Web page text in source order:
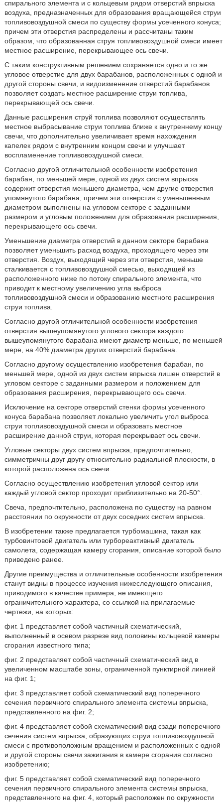
спирального элемента и с кольцевым рядом отверстий впрыска
воздуха, предназначенных для образования вращающейся струи
топливовоздушной смеси по существу формы усеченного конуса;
причем эти отверстия распределены и рассчитаны таким
образом, что образованная струя топливовоздушной смеси имеет
местное расширение, перекрывающее ось свечи.
С таким конструктивным решением сохраняется одно и то же
угловое отверстие для двух барабанов, расположенных с одной и
другой стороны свечи, и видоизменение отверстий барабанов
позволяет создать местное расширение струи топлива,
перекрывающей ось свечи.
Данные расширения струй топлива позволяют осуществлять
местное выбрасывание струи топлива ближе к внутреннему концу
свечи, что дополнительно увеличивает время нахождения
капелек рядом с внутренним концом свечи и улучшает
воспламенение топливовоздушной смеси.
Согласно другой отличительной особенности изобретения
барабан, по меньшей мере, одной из двух систем впрыска
содержит отверстия меньшего диаметра, чем другие отверстия
упомянутого барабана; причем эти отверстия с уменьшенным
диаметром выполнены на угловом секторе с заданными
размером и угловым положением для образования расширения,
перекрывающего ось свечи.
Уменьшение диаметра отверстий в данном секторе барабана
позволяет уменьшить расход воздуха, проходящего через эти
отверстия. Воздух, выходящий через эти отверстия, меньше
сталкивается с топливовоздушной смесью, выходящей из
расположенного ниже по потоку спирального элемента, что
приводит к местному увеличению угла выброса
топливовоздушной смеси и образованию местного расширения
струи топлива.
Согласно другой отличительной особенности изобретения
отверстия вышеупомянутого углового сектора каждого
вышеупомянутого барабана имеют диаметр меньше, по меньшей
мере, на 40% диаметра других отверстий барабана.
Согласно другому осуществлению изобретения барабан, по
меньшей мере, одной из двух систем впрыска лишен отверстий в
угловом секторе с заданными размером и положением для
образования расширения, перекрывающего ось свечи.
Исключение на секторе отверстий стенки формы усеченного
конуса барабана позволяет локально увеличить угол выброса
струи топливовоздушной смеси и образовать местное
расширение данной струи, которая перекрывает ось свечи.
Угловые секторы двух систем впрыска, предпочтительно,
симметричны друг другу относительно радиальной плоскости, в
которой расположена ось свечи.
Согласно осуществлению изобретения угловой сектор или
каждый угловой сектор проходит приблизительно на 20-50°.
Свеча, предпочтительно, расположена по существу на равном
расстоянии по окружности от двух соседних систем впрыска.
В изобретении также предлагается турбомашина, такая как
турбовинтовой двигатель или турбореактивный двигатель
самолета, содержащая камеру сгорания, описание которой было
приведено ранее.
Другие преимущества и отличительные особенности изобретения
станут видны в процессе изучения нижеследующего описания,
приводимого в качестве примера, не имеющего
ограничительного характера, со ссылкой на прилагаемые
чертежи, на которых:
фиг. 1 представляет собой частичный схематический,
выполненный в осевом разрезе вид половины кольцевой камеры
сгорания известного типа;
фиг. 2 представляет собой частичный схематический вид в
увеличенном масштабе зоны, ограниченной пунктирной линией
на фиг. 1;
фиг. 3 представляет собой схематический вид поперечного
сечения первичного спирального элемента системы впрыска,
представленного на фиг. 2;
фиг. 4 представляет собой схематический вид сзади поперечного
сечения систем впрыска, образующих струи топливовоздушной
смеси с противоположным вращением и расположенных с одной
и другой стороны свечи зажигания в камере сгорания согласно
изобретению;
фиг. 5 представляет собой схематический вид поперечного
сечения первичного спирального элемента системы впрыска,
представленного на фиг. 4, который расположен по окружности